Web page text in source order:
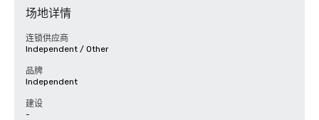
场地详情
连锁供应商
Independent / Other
品牌
Independent
建设
-